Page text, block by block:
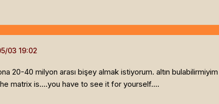
20-40 milyon arası bişey almak istiyorum. altın
matrix is....you have to see it for yourself....